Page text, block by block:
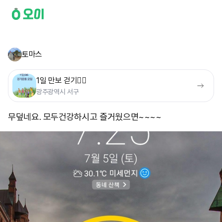
토마스
1일 만보 걷기🚶‍♀️
광주광역시 서구
무덮네요. 모두건강하시고 즐거웠으면~~~~